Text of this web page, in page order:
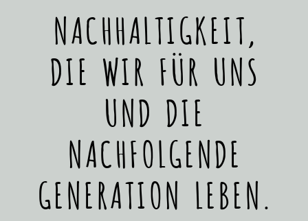
NACHHALTIGKEIT,
DIE WIR FÜR UNS
UND DIE
NACHFOLGENDE
GENERATION LEBEN.